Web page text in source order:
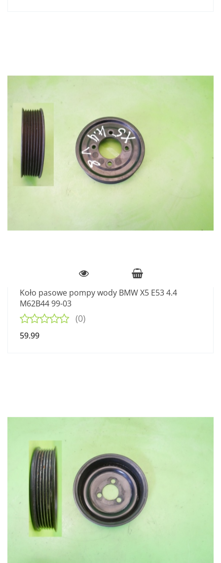
Koło pasowe pompy wody BMW X5 E53 4.4
M62B44 99-03
(0)
59.99